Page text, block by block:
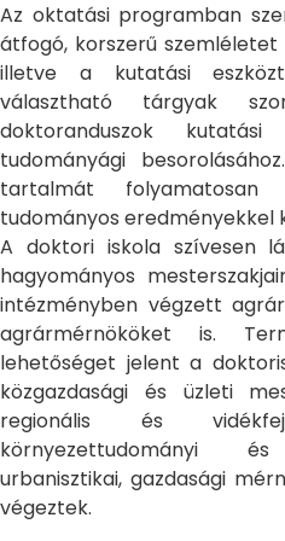
Az oktatási programban
átfogó, korszerű
illetve a kutatási
választható tárgyak
doktoranduszok
tudományági
tartalmát
tudományos eredményekkel
A doktori iskola szívesen
hagyományos
intézményben végzett
agrármérnököket is.
lehetőséget jelent a
közgazdasági és üzleti
regionális és
környezettudományi és
urbanisztikai, gazdasági
végeztek.